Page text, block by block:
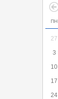
ПН
27
3
10
17
24